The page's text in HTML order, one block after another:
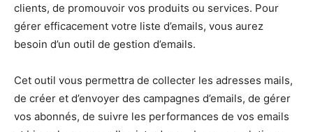
clients, de promouvoir vos produits ou services. Pour
gérer efficacement votre liste d’emails, vous aurez
besoin d’un outil de gestion d’emails.
Cet outil vous permettra de collecter les adresses mails,
de créer et d’envoyer des campagnes d’emails, de gérer
vos abonnés, de suivre les performances de vos emails